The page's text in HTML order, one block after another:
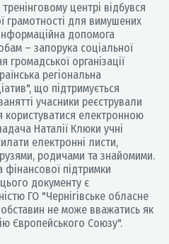
центрі відбувся
грамотності для вимушених
допомога
– запорука соціальної
громадської організації
регіональна
що підтримується
учасники реєстрували
користуватися електронною
Наталії Клюки учні
електронні листи,
родичами та знайомими.
підтримки
документу є
ГО "Чернігівське обласне
не може вважатись як
Європейського Союзу".